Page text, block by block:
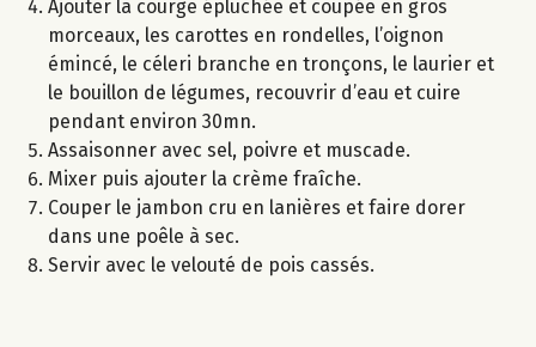
Ajouter la courge épluchée et coupée en gros
morceaux, les carottes en rondelles, l’oignon
émincé, le céleri branche en tronçons, le laurier et
le bouillon de légumes, recouvrir d’eau et cuire
pendant environ 30mn.
Assaisonner avec sel, poivre et muscade.
Mixer puis ajouter la crème fraîche.
Couper le jambon cru en lanières et faire dorer
dans une poêle à sec.
Servir avec le velouté de pois cassés.